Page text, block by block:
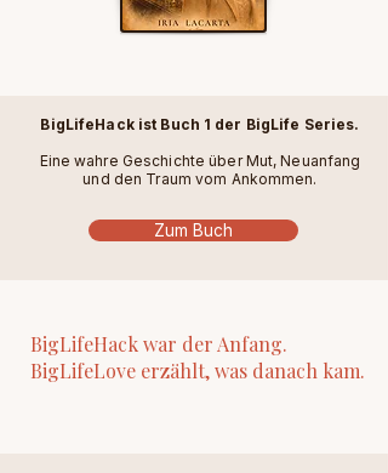
BigLifeHack ist Buch 1 der BigLife Series.
Eine wahre Geschichte über Mut, Neuanfang
und den Traum vom Ankommen.
Zum Buch
BigLifeHack war der Anfang.
BigLifeLove erzählt, was danach kam.